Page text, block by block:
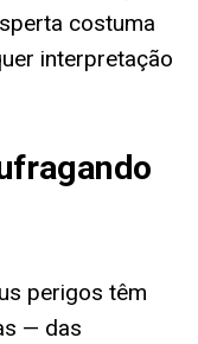
costuma
interpretação
perigos têm
— das